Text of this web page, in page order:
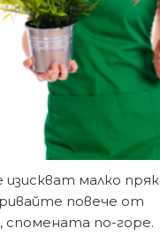
малко
повече от
спомената по-горе.